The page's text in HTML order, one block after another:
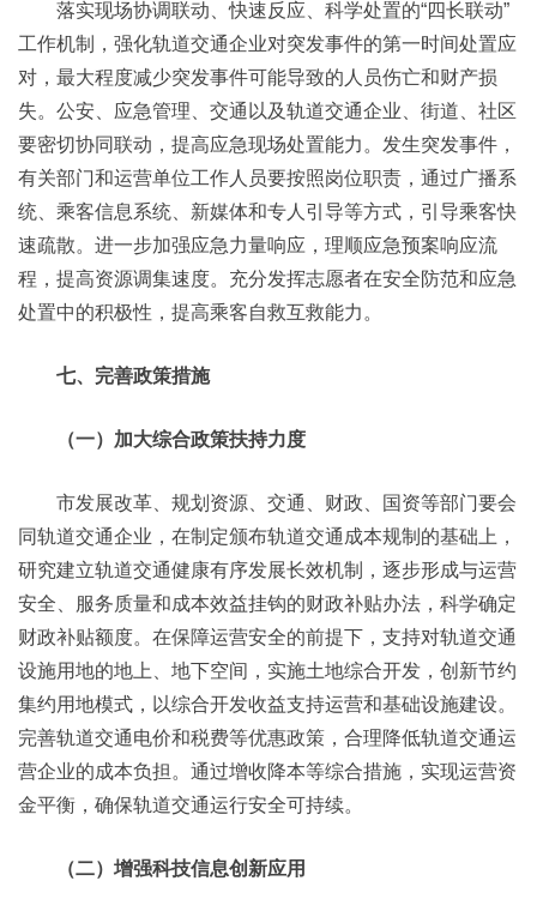
落实现场协调联动、快速反应、科学处置的“四长联动”
工作机制，强化轨道交通企业对突发事件的第一时间处置应
对，最大程度减少突发事件可能导致的人员伤亡和财产损
失。公安、应急管理、交通以及轨道交通企业、街道、社区
要密切协同联动，提高应急现场处置能力。发生突发事件，
有关部门和运营单位工作人员要按照岗位职责，通过广播系
统、乘客信息系统、新媒体和专人引导等方式，引导乘客快
速疏散。进一步加强应急力量响应，理顺应急预案响应流
程，提高资源调集速度。充分发挥志愿者在安全防范和应急
处置中的积极性，提高乘客自救互救能力。
七、完善政策措施
（一）加大综合政策扶持力度
市发展改革、规划资源、交通、财政、国资等部门要会
同轨道交通企业，在制定颁布轨道交通成本规制的基础上，
研究建立轨道交通健康有序发展长效机制，逐步形成与运营
安全、服务质量和成本效益挂钩的财政补贴办法，科学确定
财政补贴额度。在保障运营安全的前提下，支持对轨道交通
设施用地的地上、地下空间，实施土地综合开发，创新节约
集约用地模式，以综合开发收益支持运营和基础设施建设。
完善轨道交通电价和税费等优惠政策，合理降低轨道交通运
营企业的成本负担。通过增收降本等综合措施，实现运营资
金平衡，确保轨道交通运行安全可持续。
（二）增强科技信息创新应用